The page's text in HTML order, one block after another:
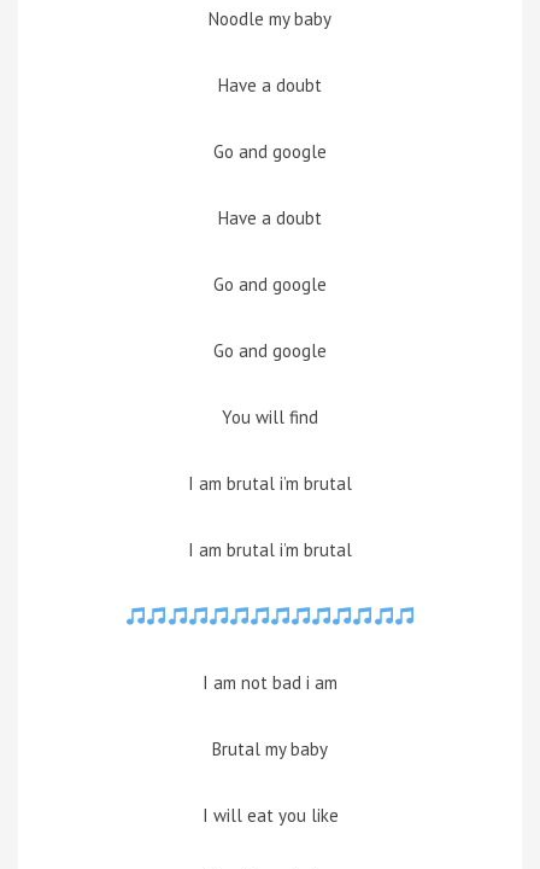
Noodle my baby
Have a doubt
Go and google
Have a doubt
Go and google
Go and google
You will find
I am brutal i’m brutal
I am brutal i’m brutal
I am not bad i am
Brutal my baby
I will eat you like